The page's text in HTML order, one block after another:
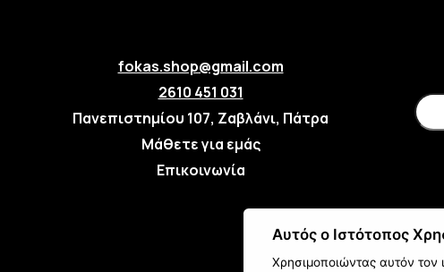
fokas.shop@gmail.com
2610 451 031
Πανεπιστημίου 107, Ζαβλάνι, Πάτρα
Μάθετε για εμάς
Επικοινωνία
Αυτός ο Ιστότοπος
Χρησιμοποιώντας αυτόν τον